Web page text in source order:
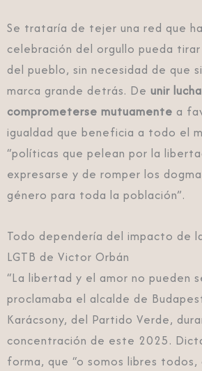
Se trataría de tejer una red que
celebración del orgullo pueda
del pueblo, sin necesidad de que
marca grande detrás. De unir
comprometerse mutuamente a
igualdad que beneficia a todo el
“políticas que pelean por la
expresarse y de romper los
género para toda la población”.
Todo dependería del impacto de
LGTB de Victor Orbán
“La libertad y el amor no pueden
proclamaba el alcalde de
Karácsony, del Partido Verde,
concentración de este 2025.
forma, que “o somos libres todos,